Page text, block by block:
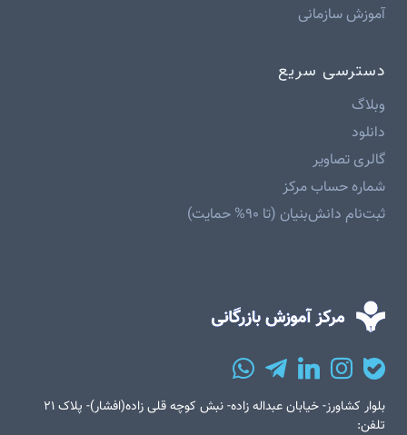
آموزش سازمانی
دسترسی سریع
وبلاگ
دانلود
گالری تصاویر
شماره حساب مرکز
ثبت‌نام دانش‌بنیان (تا ۹۰% حمایت)
بلوار کشاورز- خیابان عبداله زاده- نبش کوچه قلی زاده(افشار)- پلاک ۲۱
تلفن: